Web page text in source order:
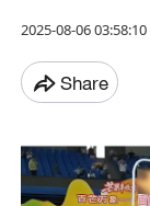
2025-08-06 03:58:10
Share